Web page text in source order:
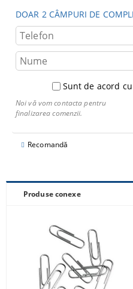
DOAR 2 CÂMPURI DE
Sunt de acord cu
Noi vă vom contacta pentru
finalizarea comenzii.
Recomandă
Produse conexe